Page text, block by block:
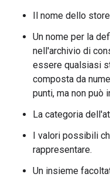
Il nome dello
Un nome per la
nell'archivio di
essere qualsiasi
composta da
punti, ma non può
La categoria
I valori possibili
rappresentare.
Un insieme